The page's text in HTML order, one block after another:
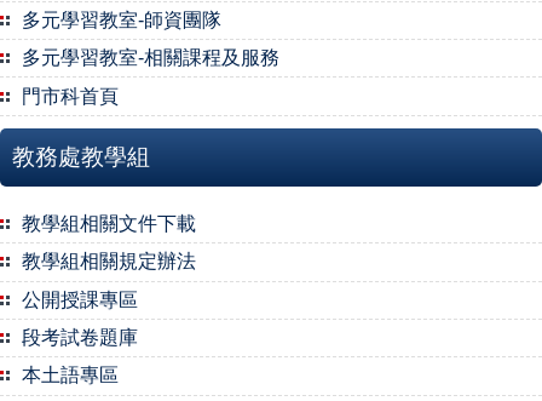
多元學習教室-師資團隊
多元學習教室-相關課程及服務
門市科首頁
教務處教學組
教學組相關文件下載
教學組相關規定辦法
公開授課專區
段考試卷題庫
本土語專區